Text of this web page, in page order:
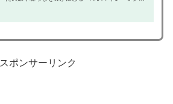
スポンサーリンク